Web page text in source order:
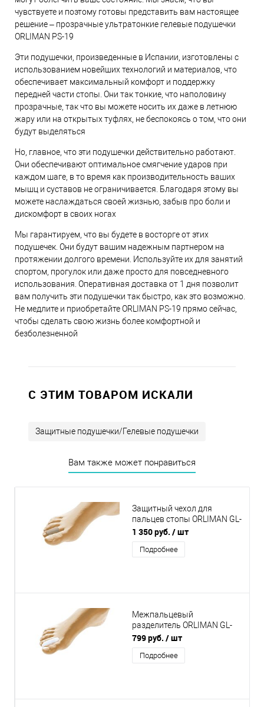
чувствуете и поэтому готовы представить вам настоящее
решение – прозрачные ультратонкие гелевые подушечки
ORLIMAN PS-19
Эти подушечки, произведенные в Испании, изготовлены с
использованием новейших технологий и материалов, что
обеспечивает максимальный комфорт и поддержку
передней части стопы. Они так тонкие, что наполовину
прозрачные, так что вы можете носить их даже в летнюю
жару или на открытых туфлях, не беспокоясь о том, что они
будут выделяться
Но, главное, что эти подушечки действительно работают.
Они обеспечивают оптимальное смягчение ударов при
каждом шаге, в то время как производительность ваших
мышц и суставов не ограничивается. Благодаря этому вы
можете наслаждаться своей жизнью, забыв про боли и
дискомфорт в своих ногах
Мы гарантируем, что вы будете в восторге от этих
подушечек. Они будут вашим надежным партнером на
протяжении долгого времени. Используйте их для занятий
спортом, прогулок или даже просто для повседневного
использования. Оперативная доставка от 1 дня позволит
вам получить эти подушечки так быстро, как это возможно.
Не медлите и приобретайте ORLIMAN PS-19 прямо сейчас,
чтобы сделать свою жизнь более комфортной и
безболезненной
C ЭТИМ ТОВАРОМ ИСКАЛИ
Защитные подушечки/Гелевые подушечки
Вам также может понравиться
Защитный чехол для
пальцев стопы ORLIMAN GL-
106 с покрытием
1 350 руб. / шт
Подробнее
Межпальцевый
разделитель ORLIMAN GL-
101
799 руб. / шт
Подробнее